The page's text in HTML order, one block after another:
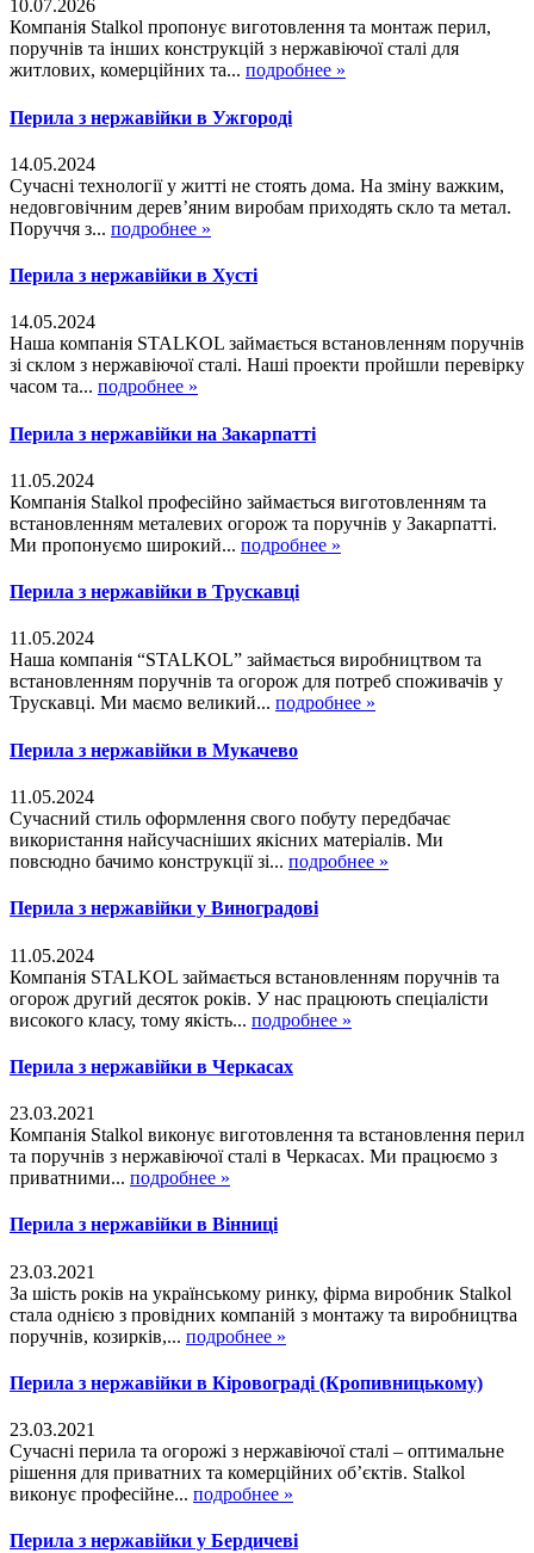
10.07.2026
Компанія Stalkol пропонує виготовлення та монтаж перил,
поручнів та інших конструкцій з нержавіючої сталі для
житлових, комерційних та... подробнее »
Перила з нержавійки в Ужгороді
14.05.2024
Сучасні технології у житті не стоять дома. На зміну важким,
недовговічним дерев’яним виробам приходять скло та метал.
Поруччя з... подробнее »
Перила з нержавійки в Хусті
14.05.2024
Наша компанія STALKOL займається встановленням поручнів
зі склом з нержавіючої сталі. Наші проекти пройшли перевірку
часом та... подробнее »
Перила з нержавійки на Закарпатті
11.05.2024
Компанія Stalkol професійно займається виготовленням та
встановленням металевих огорож та поручнів у Закарпатті.
Ми пропонуємо широкий... подробнее »
Перила з нержавійки в Трускавці
11.05.2024
Наша компанія “STALKOL” займається виробництвом та
встановленням поручнів та огорож для потреб споживачів у
Трускавці. Ми маємо великий... подробнее »
Перила з нержавійки в Мукачево
11.05.2024
Сучасний стиль оформлення свого побуту передбачає
використання найсучасніших якісних матеріалів. Ми
повсюдно бачимо конструкції зі... подробнее »
Перила з нержавійки у Виноградові
11.05.2024
Компанія STALKOL займається встановленням поручнів та
огорож другий десяток років. У нас працюють спеціалісти
високого класу, тому якість... подробнее »
Перила з нержавійки в Черкасах
23.03.2021
Компанія Stalkol виконує виготовлення та встановлення перил
та поручнів з нержавіючої сталі в Черкасах. Ми працюємо з
приватними... подробнее »
Перила з нержавійки в Вінниці
23.03.2021
За шість років на українському ринку, фірма виробник Stalkol
стала однією з провідних компаній з монтажу та виробництва
поручнів, козирків,... подробнее »
Перила з нержавійки в Кіровограді (Кропивницькому)
23.03.2021
Сучасні перила та огорожі з нержавіючої сталі – оптимальне
рішення для приватних та комерційних об’єктів. Stalkol
виконує професійне... подробнее »
Перила з нержавійки у Бердичеві